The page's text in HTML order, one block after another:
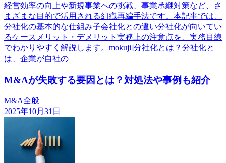
経営効率の向上や新規事業への挑戦、事業承継対策など、さ
まざまな目的で活用される組織再編手法です。本記事では、
分社化の基本的な仕組み子会社化との違い分社化が向いてい
るケースメリット・デメリット実務上の注意点を、実務目線
でわかりやすく解説します。mokuji]分社化とは？分社化と
は、企業が自社の
M&Aが失敗する要因とは？対処法や事例も紹介
M&A全般
2025年10月31日